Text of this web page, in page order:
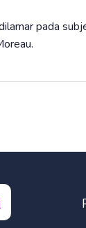
pada